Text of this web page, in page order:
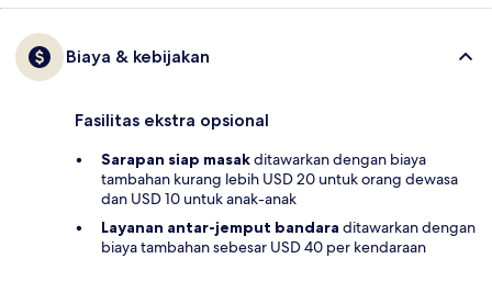
Biaya & kebijakan
Fasilitas ekstra opsional
Sarapan siap masakditawarkan dengan biaya
tambahan kurang lebih USD 20 untuk orang dewasa
dan USD 10 untuk anak-anak
Layanan antar-jemput bandara ditawarkan dengan
biaya tambahan sebesar USD 40 per kendaraan